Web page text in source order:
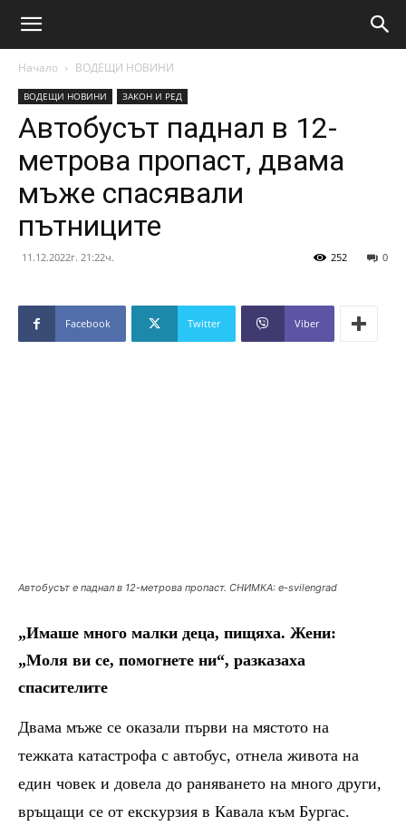
Начало ВОДЕЩИ НОВИНИ
ВОДЕЩИ НОВИНИ ЗАКОН И РЕД
Автобусът паднал в 12-
метрова пропаст, двама
мъже спасявали
пътниците
11.12.2022г. 21:22ч. 0
252
Facebook Twitter Viber
Автобусът е паднал в 12-метрова пропаст. СНИМКА: е-svilengrad
„Имаше много малки деца, пищяха. Жени:
„Моля ви се, помогнете ни“, разказаха
спасителите
Двама мъже се оказали първи на мястото на
тежката катастрофа с автобус, отнела живота на
един човек и довела до раняването на много други,
връщащи се от екскурзия в Кавала към Бургас.